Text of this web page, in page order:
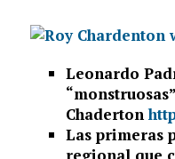
Leonardo
Chaderton
Las primeras